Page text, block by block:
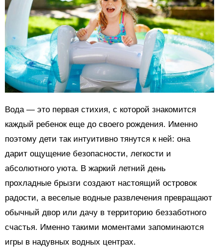
Вода — это первая стихия, с которой знакомится
каждый ребенок еще до своего рождения. Именно
поэтому дети так интуитивно тянутся к ней: она
дарит ощущение безопасности, легкости и
абсолютного уюта. В жаркий летний день
прохладные брызги создают настоящий островок
радости, а веселые водные развлечения превращают
обычный двор или дачу в территорию беззаботного
счастья. Именно такими моментами запоминаются
игры в надувных водных центрах.